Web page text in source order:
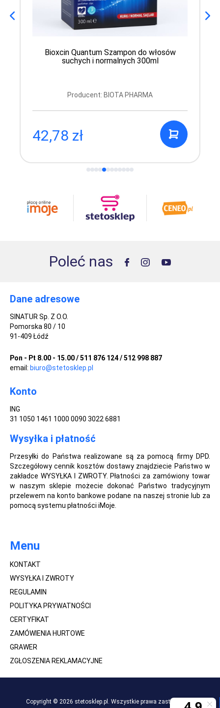
Bioxcin Quantum Szampon do włosów
suchych i normalnych 300ml
Producent: BIOTA PHARMA
42,78 zł
Poleć nas
Dane adresowe
SINATUR Sp. Z O.O.
Pomorska 80 / 10
91-409 Łódź
Pon - Pt 8.00 - 15.00 / 511 876 124 / 512 998 887
email: biuro@stetosklep.pl
Konto
ING
31 1050 1461 1000 0090 3022 6881
Wysyłka i płatność
Przesyłki do Państwa realizowane są za pomocą firmy DPD.
Szczegółowy cennik kosztów dostawy znajdziecie Państwo w
zakładce WYSYŁKA I ZWROTY. Płatności za zamówiony towar
w naszym sklepie możecie dokonać Państwo tradycyjnym
przelewem na konto bankowe podane na naszej stronie lub za
pomocą systemu płatności iMoje.
Menu
KONTAKT
WYSYŁKA I ZWROTY
REGULAMIN
POLITYKA PRYWATNOŚCI
CERTYFIKAT
ZAMÓWIENIA HURTOWE
GRAWER
ZGŁOSZENIA REKLAMACYJNE
Copyright © 2026 stetosklep.pl. Wszystkie prawa zastrzeżone.